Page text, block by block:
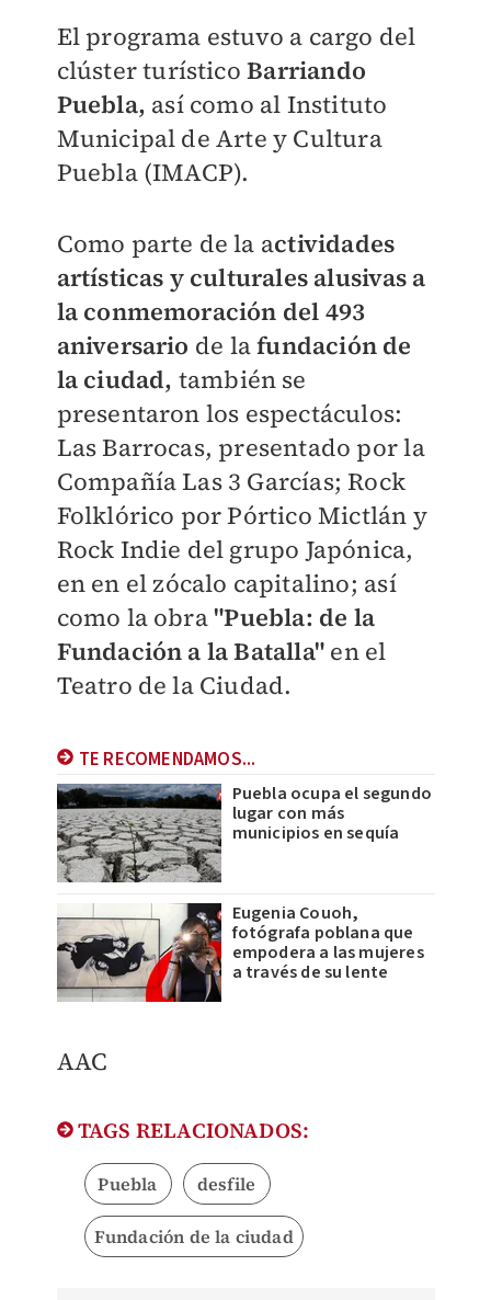
El programa estuvo a cargo del
clúster turísticoBarriando
Puebla, así como al Instituto
Municipal de Arte y Cultura
Puebla (IMACP).
Como parte de la actividades
artísticas y culturales alusivas a
la conmemoración del 493
aniversario de lafundación de
la ciudad, también se
presentaron los espectáculos:
Las Barrocas, presentado por la
Compañía Las 3 Garcías; Rock
Folklórico por Pórtico Mictlán y
Rock Indie del grupo Japónica,
en en el zócalo capitalino; así
como la obra"Puebla: de la
Fundación a la Batalla" en el
Teatro de la Ciudad.
TE RECOMENDAMOS...
Puebla ocupa el segundo
lugar con más
municipios en sequía
Eugenia Couoh,
fotógrafa poblana que
empodera a las mujeres
a través de su lente
AAC
TAGS RELACIONADOS:
Puebla desfile
Fundación de la ciudad